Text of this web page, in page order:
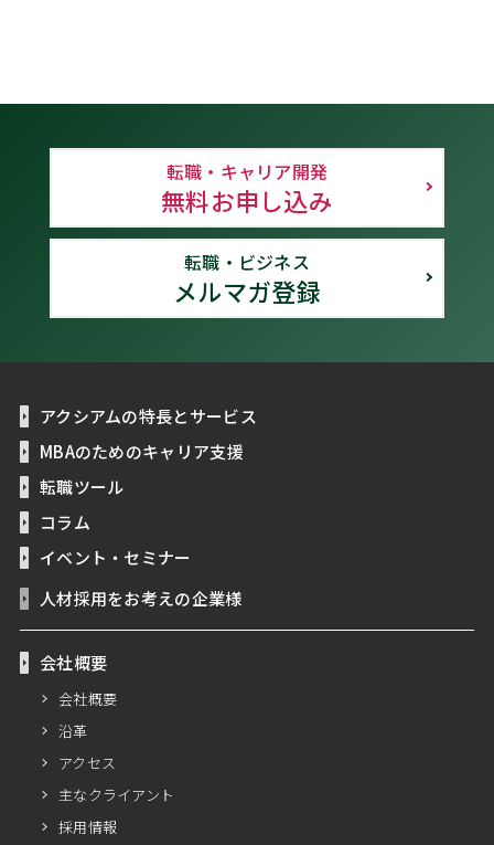
転職・キャリア開発
無料お申し込み
転職・ビジネス
メルマガ登録
アクシアムの特長とサービス
MBAのためのキャリア支援
転職ツール
コラム
イベント・セミナー
人材採用をお考えの企業様
会社概要
会社概要
沿革
アクセス
主なクライアント
採用情報